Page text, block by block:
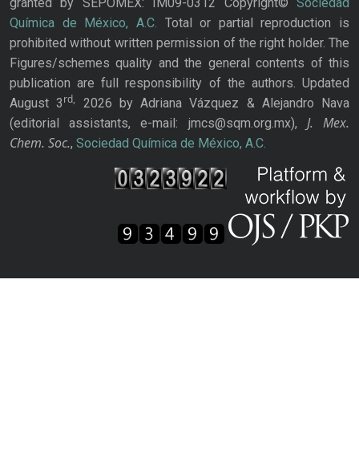
Química de México, A.C. Total or partial reproduction is
prohibited without written permission of the right holder. The
Figures/schemes quality and the general contents of this
publication are full responsibility of the authors. Updated
August 3rd,
2026 by Adriana Vázquez & Alejandro Nava
(editorial assistants, e-mail: jmcs@sqm.org.mx), J. Mex.
Chem. Soc., Sociedad Química de México, A.C.